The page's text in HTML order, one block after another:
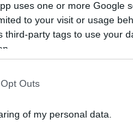
uses one or more Google
to your visit or usage
third-party tags to use your
Outs
of my personal data.
meg. 1938.